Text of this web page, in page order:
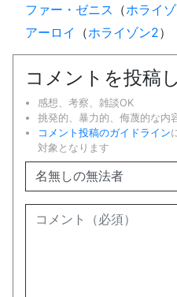
ファー・ゼニス （ホライ
アーロイ
（ホライゾン2）
コメントを投稿
感想、考察、雑談OK
挑発的、暴力的、侮蔑的な内
コメント投稿のガイドライン
対象となります